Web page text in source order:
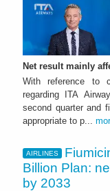
Net result mainly
With reference to
regarding ITA
second quarter and
appropriate to p...
AIRLINES
Billion Plan:
by 2033